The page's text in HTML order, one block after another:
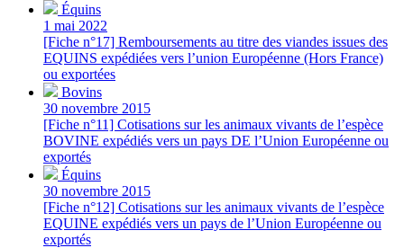
Équins
1 mai 2022
[Fiche n°17] Remboursements au titre des viandes issues des
EQUINS expédiées vers l’union Européenne (Hors France)
ou exportées
Bovins
30 novembre 2015
[Fiche n°11] Cotisations sur les animaux vivants de l’espèce
BOVINE expédiés vers un pays DE l’Union Européenne ou
exportés
Équins
30 novembre 2015
[Fiche n°12] Cotisations sur les animaux vivants de l’espèce
EQUINE expédiés vers un pays de l’Union Européenne ou
exportés